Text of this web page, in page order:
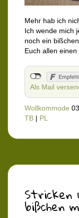
Mehr hab ich
Ich wende mich
noch ein bißchen.
Euch allen einen
Als Mail
Wollkommode
TB | PL
Stricken
bißchen